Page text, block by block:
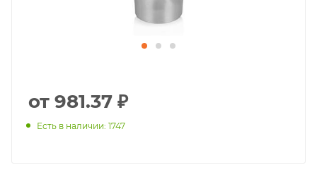
от 981.37 ₽
Есть в наличии: 1747